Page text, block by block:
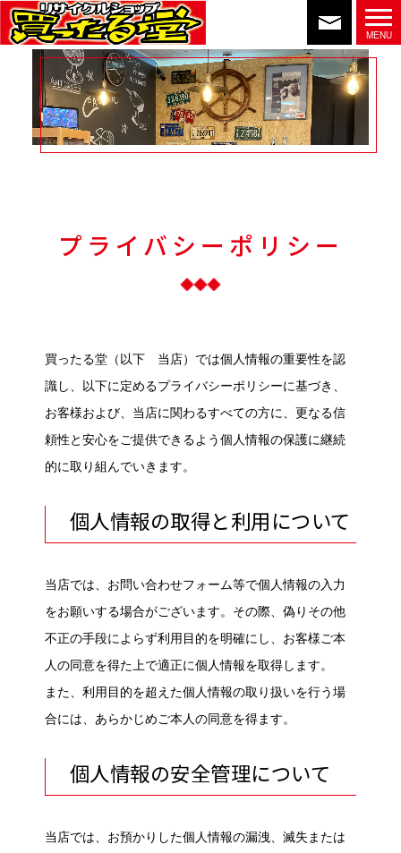
プライバシーポリシー
買ったる堂（以下 当店）では個人情報の重要性を認
識し、以下に定めるプライバシーポリシーに基づき、
お客様および、当店に関わるすべての方に、更なる信
頼性と安心をご提供できるよう個人情報の保護に継続
的に取り組んでいきます。
個人情報の取得と利用について
当店では、お問い合わせフォーム等で個人情報の入力
をお願いする場合がございます。その際、偽りその他
不正の手段によらず利用目的を明確にし、お客様ご本
人の同意を得た上で適正に個人情報を取得します。
また、利用目的を超えた個人情報の取り扱いを行う場
合には、あらかじめご本人の同意を得ます。
個人情報の安全管理について
当店では、お預かりした個人情報の漏洩、滅失または